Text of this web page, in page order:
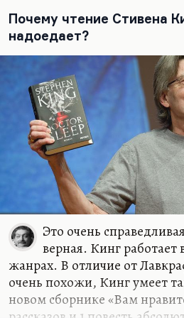
книга очерков и интервью
«Потаенные окна». Это для
тоже.
Он серьезный и мудрый
расскажу пока только об
It Darker», потому что его
его романы, особенно в
такая пестрота,
не могу сказать, что
Классный роман, но все-
великий роман Кинга – это
готическое ощущение
караулит за…
Почему чтение Стивена
надоедает?
Это очень
верная. Кинг работает
жанрах. В отличие от
очень похожи, Кинг умеет
новом сборнике «Вам